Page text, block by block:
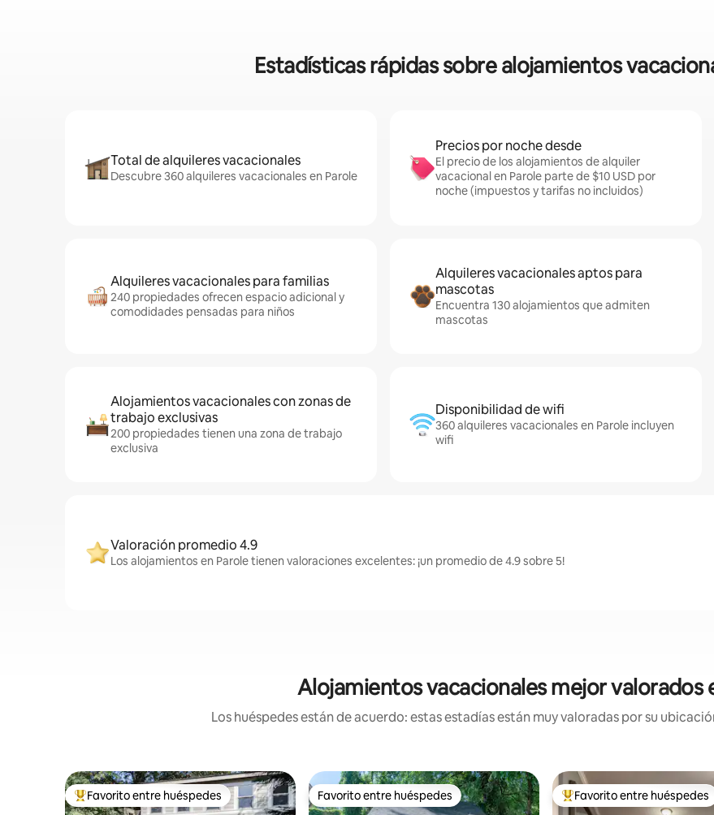
Estadísticas rápidas sobre alojamientos
Total de alquileres vacacionales
Descubre 360 alquileres vacacionales en Parole
Precios por noche desde
El precio de los alojamientos de alquiler
vacacional en Parole parte de $10 USD por
noche (impuestos y tarifas no incluidos)
Alquileres vacacionales para familias
240 propiedades ofrecen espacio adicional y
comodidades pensadas para niños
Alquileres vacacionales aptos para
mascotas
Encuentra 130 alojamientos que admiten
mascotas
Alojamientos vacacionales con zonas de
trabajo exclusivas
200 propiedades tienen una zona de trabajo
exclusiva
Disponibilidad de wifi
360 alquileres vacacionales en Parole incluyen
wifi
Valoración promedio 4.9
Los alojamientos en Parole tienen valoraciones excelentes: ¡un promedio de 4.9 sobre 5!
Alojamientos vacacionales mejor valorados
Los huéspedes están de acuerdo: estas estadías están muy valoradas por su
Favorito entre huéspedes preferido
Favorito entre huéspedes Favorito entre huéspedes
Favorito entre huéspedes Favorito entre huéspedes
Favorito entre huéspedes